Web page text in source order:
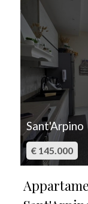
Sant'Arpino
€ 145.000